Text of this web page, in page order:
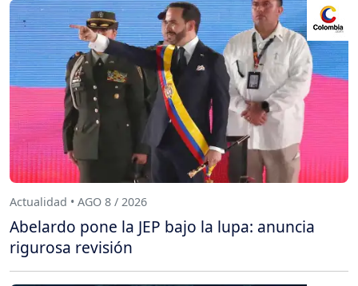
Actualidad • AGO 8 / 2026
Abelardo pone la JEP bajo la lupa: anuncia
rigurosa revisión